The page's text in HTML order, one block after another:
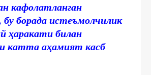
кафолатланган
бу борада истеъмолчилик
ҳаракати билан
катта аҳамият касб